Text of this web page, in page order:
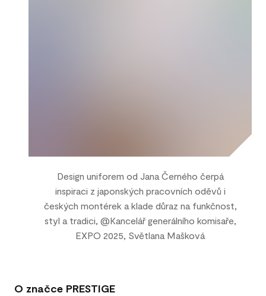
Design uniforem od Jana Černého čerpá
inspiraci z japonských pracovních oděvů i
českých montérek a klade důraz na funkčnost,
styl a tradici, @Kancelář generálního komisaře,
EXPO 2025, Světlana Mašková
O značce PRESTIGE